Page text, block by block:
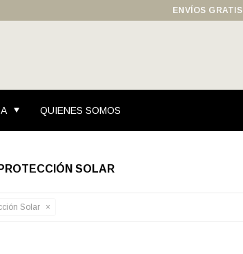
QUIENES SOMOS
ENVÍOS
SOLAR
Solar